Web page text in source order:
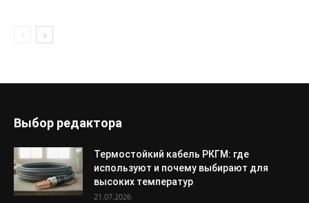
Выбор редактора
Термостойкий кабель РКГМ: где
используют и почему выбирают для
высоких температур
21.07.2026